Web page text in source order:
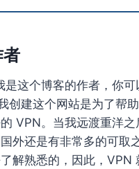
者
是这个博客的作者，你可
创建这个网站是为了帮
VPN。当我远渡重洋之
外还是有非常多的可取
解熟悉的，因此，VPN